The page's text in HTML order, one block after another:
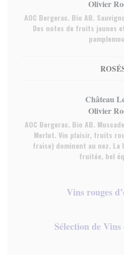
Olivier
AOC Bergerac. Bio AB.
Des notes de fruits jaunes
Château
Olivier
AOC Bergerac. Bio AB.
Merlot. Vin plaisir, fruits
fraise) dominent au nez. La
fruitée, bel
Vins rouges
Sélection de